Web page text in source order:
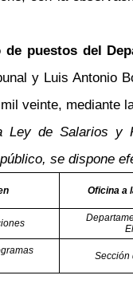
puestos del
y Luis Antonio
veinte, mediante
Ley de Salarios y
se dispone
Oficina a
Sección